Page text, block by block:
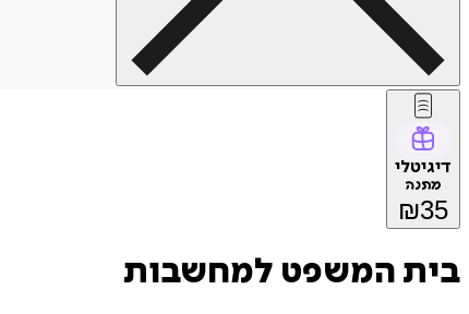
דיגיטלי
מתנה
₪35
בית המשפט למחשבות